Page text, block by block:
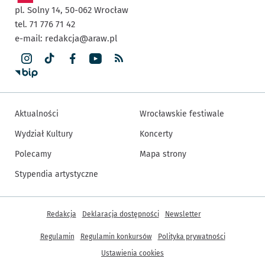
pl. Solny 14, 50-062 Wrocław
tel. 71 776 71 42
e-mail: redakcja@araw.pl
Aktualności
Wydział Kultury
Polecamy
Stypendia artystyczne
Wrocławskie festiwale
Koncerty
Mapa strony
Inne informacje
Redakcja Deklaracja dostępności Newsletter
Regulamin Regulamin konkursów
Polityka prywatności
Ustawienia cookies